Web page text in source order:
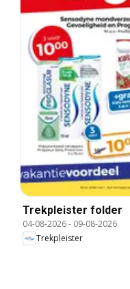
Trekpleister folder
04-08-2026- 09-08-2026
Trekpleister